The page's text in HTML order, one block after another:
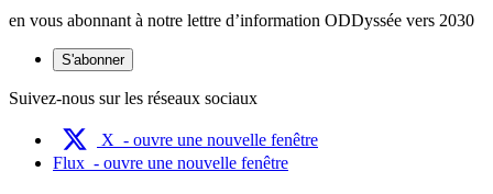
en vous abonnant à notre lettre d’information ODDyssée vers 2030
S'abonner
Suivez-nous sur les réseaux sociaux
X - ouvre une nouvelle fenêtre
Flux - ouvre une nouvelle fenêtre